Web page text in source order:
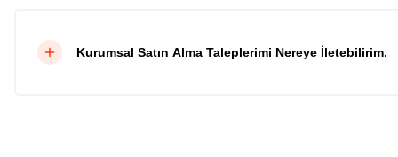
Kurumsal Satın Alma Taleplerimi Nereye İletebilirim.